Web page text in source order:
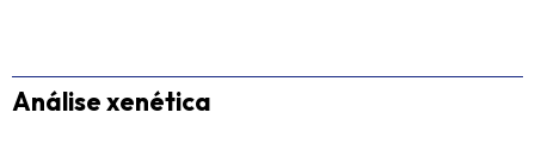
Análise xenética